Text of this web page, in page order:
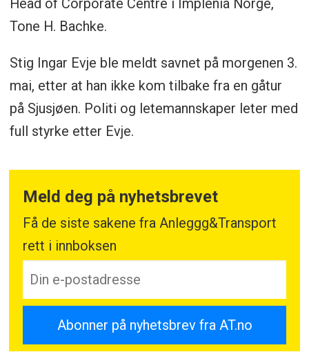
Tone H. Bachke.
Stig Ingar Evje ble meldt savnet på morgenen 3.
mai, etter at han ikke kom tilbake fra en gåtur
på Sjusjøen. Politi og letemannskaper leter med
full styrke etter Evje.
Meld deg på nyhetsbrevet
Få de siste sakene fra Anleggg&Transport
rett i innboksen